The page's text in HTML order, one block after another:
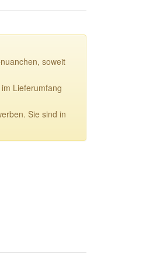
soweit
Lieferumfang
Sie sind in